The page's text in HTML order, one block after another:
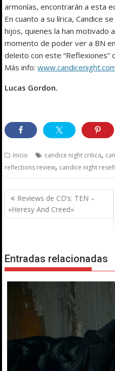
armonías, encontrarán a esta
En cuanto a su lírica, Candice
hijos, quienes la han motivado
momento de poder ver a BN
deleito con este “Reflexiones”
Más info:
Lucas Gordon.
Inicio candice night critica,
reflections review, candice night
Navegación
de
entradas
Reviews de CD’s: TEN –
«Heresy And Creed»
Entradas relacionadas